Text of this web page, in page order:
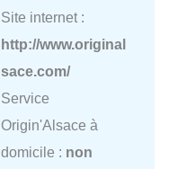
Site internet :
http://www.original
sace.com/
Service
Origin'Alsace à
domicile : non